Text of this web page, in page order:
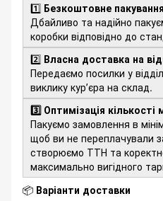
1️⃣ Безкоштовне пакування
Дбайливо та надійно
коробки відповідно до
2️⃣ Власна доставка на
Передаємо посилки у
виклику курʼєра на склад.
3️⃣ Оптимізація кількості
Пакуємо замовлення в
щоб ви не переплачували
створюємо ТТН та
максимально вигідного
📦 Варіанти доставки